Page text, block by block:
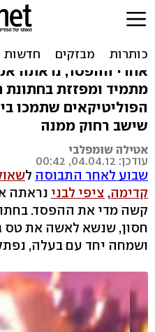
רוקדת עם
אחרי ההפסד, נראתה
מתמיד ומפזזת בחתונת
הפוליטיקאים שתמכו
שישב רחוק ממנה
אטילה שומפלבי
עודכן: 04.04.12, 00:42
שבוע לאחר התבוסה ל
קדימה, ציפי לבני נראתה
קשה מדי את ההפסד.
חסון, שנשא לאשה את טס
ושמחה יחד עם בעלה,